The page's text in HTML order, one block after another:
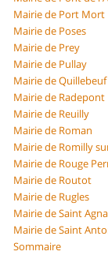
Mairie de Port Mort
Mairie de Poses
Mairie de Prey
Mairie de Pullay
Mairie de
Mairie de Radepont
Mairie de Reuilly
Mairie de Roman
Mairie de Romilly
Mairie de Rouge
Mairie de Routot
Mairie de Rugles
Mairie de Saint
Mairie de Saint
Sommaire